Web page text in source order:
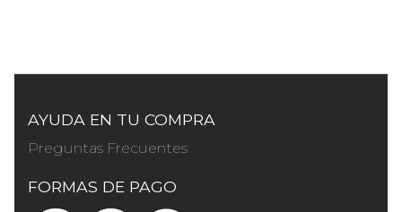
AYUDA EN TU COMPRA
Preguntas Frecuentes
FORMAS DE PAGO